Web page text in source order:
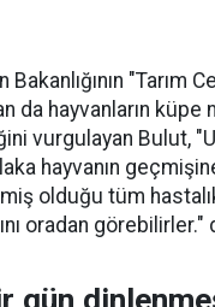
Bakanlığının "Tarım
da hayvanların küpe
vurgulayan Bulut,
hayvanın geçmişine
olduğu tüm
oradan görebilirler."
gün